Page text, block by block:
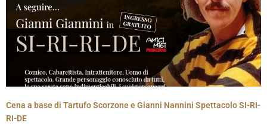
Cena a base di Tartufo Scorzone e Gianni Nannini Spettacolo SI-RI-
RI-DE